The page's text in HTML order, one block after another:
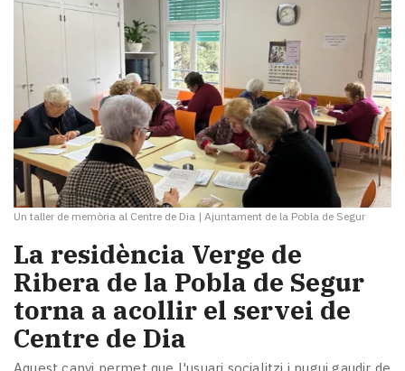
Un taller de memòria al Centre de Dia | Ajuntament de la Pobla de Segur
La residència Verge de
Ribera de la Pobla de Segur
torna a acollir el servei de
Centre de Dia